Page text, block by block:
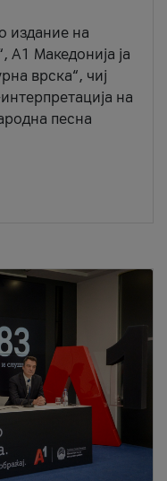
издание на
А1 Македонија ја
врска“, чиј
на
песна